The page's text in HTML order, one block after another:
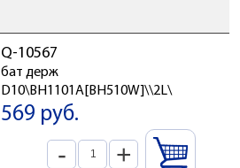
Q-10567
бат держ
D10\BH1101A[BH510W]\\2L\
569 руб.
- +